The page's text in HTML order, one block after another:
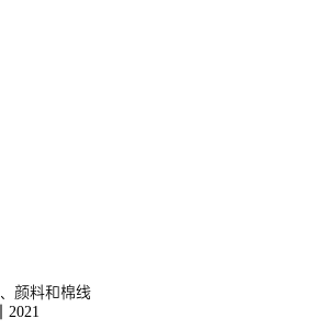
颜料和棉线
2021